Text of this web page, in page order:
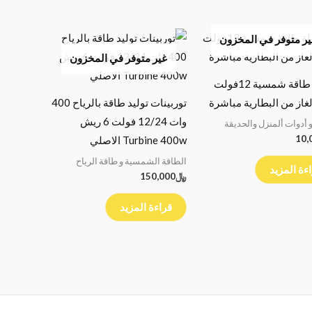
متوفر في المخزون
شولة طاقة شمسية 12فولت
من البطارية مباشرة
أدوات ألمنزل والحديقة
المزيد
غير متوفر في المخزون
توربينات توليد طاقة بالرياح 400
وات 12/24 فولت 6 ريش
Turbine 400w الاصلي
الطاقة الشمسية و طاقة الرياح
﷼150,000
قراءة المزيد